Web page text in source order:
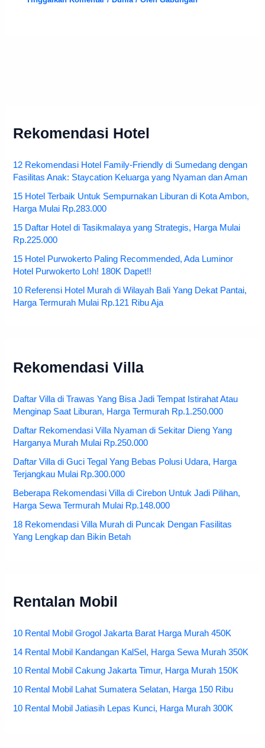
Rekomendasi Hotel
12 Rekomendasi Hotel Family-Friendly di Sumedang dengan
Fasilitas Anak: Staycation Keluarga yang Nyaman dan Aman
15 Hotel Terbaik Untuk Sempurnakan Liburan di Kota Ambon,
Harga Mulai Rp.283.000
15 Daftar Hotel di Tasikmalaya yang Strategis, Harga Mulai
Rp.225.000
15 Hotel Purwokerto Paling Recommended, Ada Luminor
Hotel Purwokerto Loh! 180K Dapet!!
10 Referensi Hotel Murah di Wilayah Bali Yang Dekat Pantai,
Harga Termurah Mulai Rp.121 Ribu Aja
Rekomendasi Villa
Daftar Villa di Trawas Yang Bisa Jadi Tempat Istirahat Atau
Menginap Saat Liburan, Harga Termurah Rp.1.250.000
Daftar Rekomendasi Villa Nyaman di Sekitar Dieng Yang
Harganya Murah Mulai Rp.250.000
Daftar Villa di Guci Tegal Yang Bebas Polusi Udara, Harga
Terjangkau Mulai Rp.300.000
Beberapa Rekomendasi Villa di Cirebon Untuk Jadi Pilihan,
Harga Sewa Termurah Mulai Rp.148.000
18 Rekomendasi Villa Murah di Puncak Dengan Fasilitas
Yang Lengkap dan Bikin Betah
Rentalan Mobil
10 Rental Mobil Grogol Jakarta Barat Harga Murah 450K
14 Rental Mobil Kandangan KalSel, Harga Sewa Murah 350K
10 Rental Mobil Cakung Jakarta Timur, Harga Murah 150K
10 Rental Mobil Lahat Sumatera Selatan, Harga 150 Ribu
10 Rental Mobil Jatiasih Lepas Kunci, Harga Murah 300K